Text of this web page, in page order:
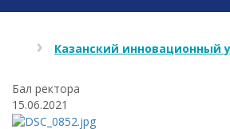
Казанский инновационный
Бал ректора
15.06.2021